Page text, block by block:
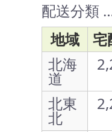
配送分類
地域
宅
北海
道
北東
北